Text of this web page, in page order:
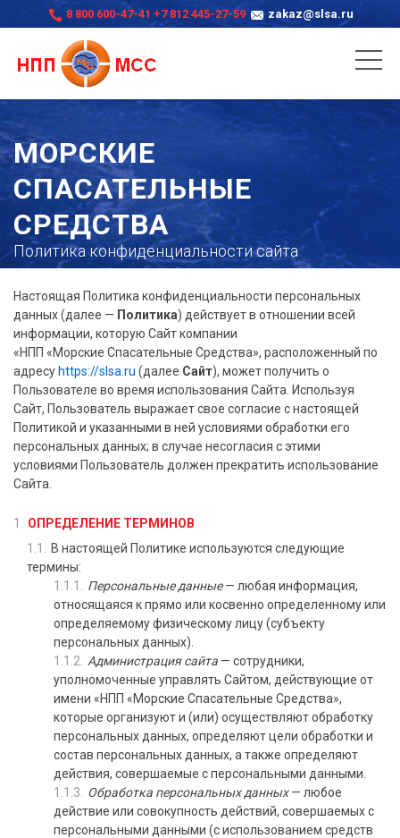
8 800 600-47-41 +7 812 445-27-59 zakaz@slsa.ru
МОРСКИЕ
СПАСАТЕЛЬНЫЕ
СРЕДСТВА
Политика конфиденциальности сайта
Настоящая Политика конфиденциальности персональных
данных (далее — Политика) действует в отношении всей
информации, которую Сайт компании
«НПП «Морские Спасательные Средства», расположенный по
адресу https://slsa.ru (далее Сайт), может получить о
Пользователе во время использования Сайта. Используя
Сайт, Пользователь выражает свое согласие с настоящей
Политикой и указанными в ней условиями обработки его
персональных данных; в случае несогласия с этими
условиями Пользователь должен прекратить использование
Сайта.
ОПРЕДЕЛЕНИЕ ТЕРМИНОВ
В настоящей Политике используются следующие
термины:
Персональные данные— любая информация,
относящаяся к прямо или косвенно определенному или
определяемому физическому лицу (субъекту
персональных данных).
Администрация сайта — сотрудники,
уполномоченные управлять Сайтом, действующие от
имени «НПП «Морские Спасательные Средства»,
которые организуют и (или) осуществляют обработку
персональных данных, определяют цели обработки и
состав персональных данных, а также определяют
действия, совершаемые с персональными данными.
Обработка персональных данных— любое
действие или совокупность действий, совершаемых с
персональными данными (с использованием средств